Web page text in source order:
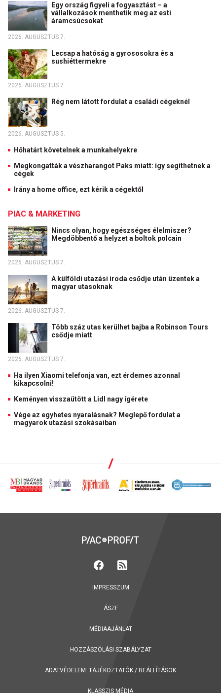
Egy ország figyeli a fogyasztást – a
vállalkozások menthetik meg az esti
áramcsúcsokat
2026. AUGUSZTUS 7.
Lecsap a hatóság a gyrososokra és a
sushiéttermekre
2026. AUGUSZTUS 7.
Rég nem látott fordulat a családi cégeknél
2026. AUGUSZTUS 5.
Hőhatárt követelnek a munkahelyekre
Megkongatták a vészharangot Paks miatt: így segíthetnek a
cégek
Irány a home office, ezt kérik a cégektől
PIAC & MARKETING
Nincs olyan, hogy egészséges élelmiszer?
Megdöbbentő a helyzet a boltok polcain
2026. AUGUSZTUS 7.
A külföldi utazási iroda csődje után üzentek a
magyar utasoknak
2026. AUGUSZTUS 7.
Több száz utas kerülhet bajba a Robinson Tours
csődje miatt
2026. AUGUSZTUS 7.
Ha ilyen Xiaomi telefonja van, ezt érdemes azonnal
kikapcsolni!
Keményen visszaütött a Lidl nagy ígérete
Vége az egyhetes nyaralásnak? Meglepő fordulat a
magyarok utazási szokásaiban
IMPRESSZUM
ÁSZF
MÉDIAAJÁNLAT
HOZZÁSZÓLÁSI SZABÁLYZAT
ADATVÉDELEM: TÁJÉKOZTATÓK / BEÁLLÍTÁSOK
KLASSZIS MÉDIA